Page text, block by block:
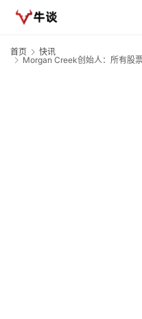
首页
快讯
Morgan Creek创始人：所有股